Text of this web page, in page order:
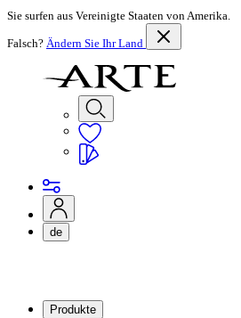
Sie surfen aus Vereinigte Staaten von Amerika.
Falsch? Ändern Sie Ihr Land
de
Produkte